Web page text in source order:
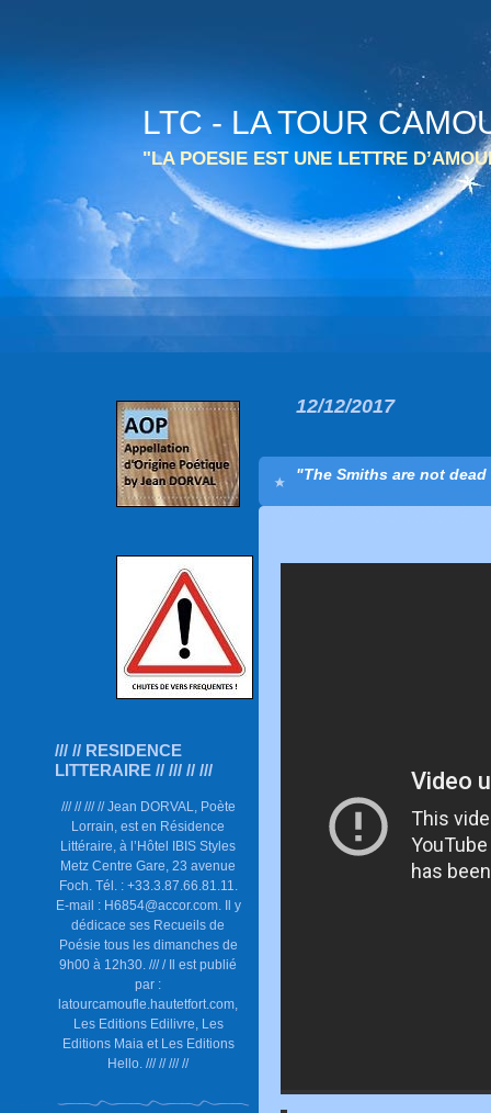
LTC - LA TOUR
"LA POESIE EST UNE LETTRE
/// // RESIDENCE
LITTERAIRE // /// // ///
/// // /// // Jean DORVAL, Poète
Lorrain, est en Résidence
Littéraire, à l’Hôtel IBIS Styles
Metz Centre Gare, 23 avenue
Foch. Tél. : +33.3.87.66.81.11.
E-mail : H6854@accor.com. Il y
dédicace ses Recueils de
Poésie tous les dimanches de
9h00 à 12h30. /// / Il est publié
par :
latourcamoufle.hautetfort.com,
Les Editions Edilivre, Les
Editions Maia et Les Editions
Hello. /// // /// //
12/12/2017
"The Smiths are not